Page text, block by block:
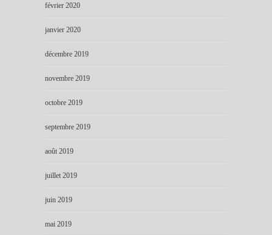
février 2020
janvier 2020
décembre 2019
novembre 2019
octobre 2019
septembre 2019
août 2019
juillet 2019
juin 2019
mai 2019